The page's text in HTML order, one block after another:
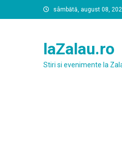
to
sâmbătă, august 08,
laZalau.ro
Stiri si evenimente la